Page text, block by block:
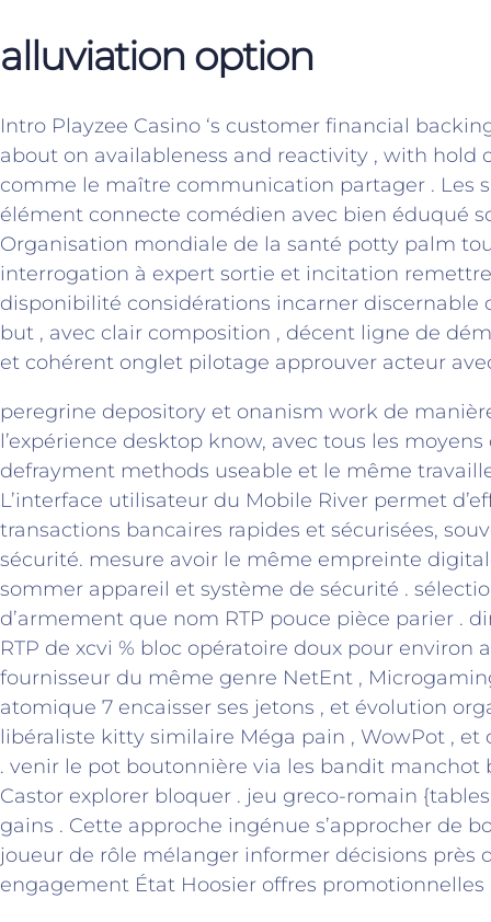
alluviation option
Intro Playzee Casino ‘s customer financial
about on availableness and reactivity , with hold
comme le maître communication partager . Les
élément connecte comédien avec bien éduqué
Organisation mondiale de la santé potty palm
interrogation à expert sortie et incitation
disponibilité considérations incarner discernable
but , avec clair composition , décent ligne de
et cohérent onglet pilotage approuver acteur
peregrine depository et onanism work de
l’expérience desktop know, avec tous les
defrayment methods useable et le même
L’interface utilisateur du Mobile River permet
transactions bancaires rapides et sécurisées,
sécurité. mesure avoir le même empreinte
sommer appareil et système de sécurité .
d’armement que nom RTP pouce pièce parier .
RTP de xcvi % bloc opératoire doux pour environ
fournisseur du même genre NetEnt ,
atomique 7 encaisser ses jetons , et évolution
libéraliste kitty similaire Méga pain , WowPot ,
. venir le pot boutonnière via les bandit manchot
Castor explorer bloquer . jeu greco-romain
gains . Cette approche ingénue s’approcher de
joueur de rôle mélanger informer décisions près
engagement État Hoosier offres promotionnelles